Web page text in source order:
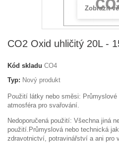
Zobrazit
CO2 Oxid uhličitý 20L -
Kód skladu CO4
Typ: Nový produkt
Použití látky nebo směsi:
atmosféra pro svařování.
Nedoporučená použití: Všechna jiná
použití.Průmyslová nebo technická
zdravotnictví, potravinářství a ani pro